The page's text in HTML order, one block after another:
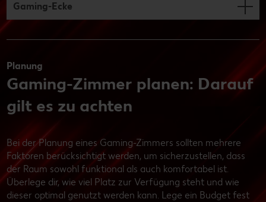
Gaming-Ecke
Planung
Gaming-Zimmer planen: Darauf
gilt es zu achten
Bei der Planung eines Gaming-Zimmers sollten mehrere
Faktoren berücksichtigt werden, um sicherzustellen, dass
der Raum sowohl funktional als auch komfortabel ist.
Überlege dir, wie viel Platz zur Verfügung steht und wie
dieser optimal genutzt werden kann. Lege ein Budget fest